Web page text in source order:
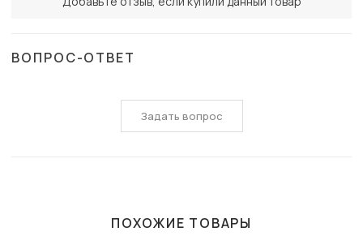
ВОПРОС-ОТВЕТ
Задать вопрос
ПОХОЖИЕ ТОВАРЫ